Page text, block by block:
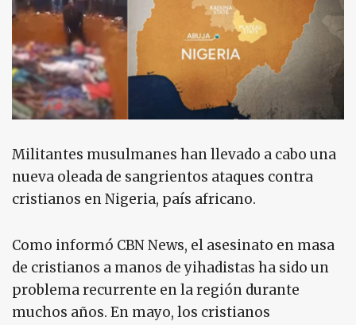
Militantes musulmanes han llevado a cabo una
nueva oleada de sangrientos ataques contra
cristianos en Nigeria, país africano.
Como informó CBN News, el asesinato en masa
de cristianos a manos de yihadistas ha sido un
problema recurrente en la región durante
muchos años. En mayo, los cristianos